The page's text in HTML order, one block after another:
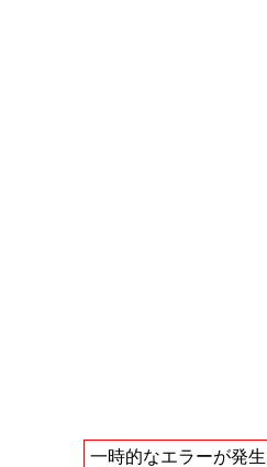
一時的なエラーが発生